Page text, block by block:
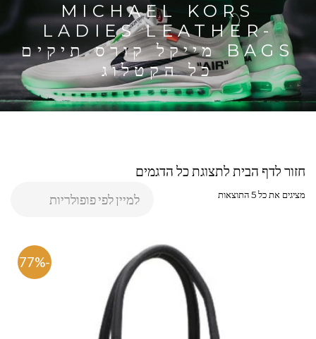
MICHAEL KORS
LADIES LEATHER-
BAGS מייקל קורס תיקים
כל הקטלוג
חזור לדף הבית לתצוגת כל הדגמים
מציגים את כל ⁦5⁩ התוצאות
-77%